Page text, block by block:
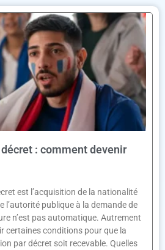
: comment devenir
est l’acquisition de la nationalité
l’autorité publique à la demande de
n’est pas automatique. Autrement
certaines conditions pour que la
par décret soit recevable. Quelles